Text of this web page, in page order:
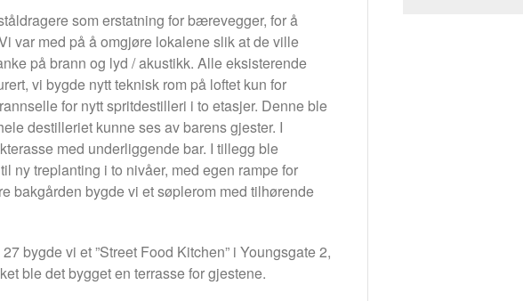
som erstatning for bærevegger, for å
var med på å omgjøre lokalene slik at de ville
på brann og lyd / akustikk. Alle eksisterende
vi bygde nytt teknisk rom på loftet kun for
for nytt spritdestilleri i to etasjer. Denne ble
destilleriet kunne ses av barens gjester. I
med underliggende bar. I tillegg ble
ny treplanting i to nivåer, med egen rampe for
bakgården bygde vi et søplerom med tilhørende
bygde vi et ”Street Food Kitchen” i Youngsgate 2,
ble det bygget en terrasse for gjestene.